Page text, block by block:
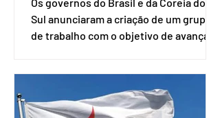
Os governos do Brasil e da Coreia do
Sul anunciaram a criação de um grupo
de trabalho com o objetivo de avançar
Uruguai, além de outros países